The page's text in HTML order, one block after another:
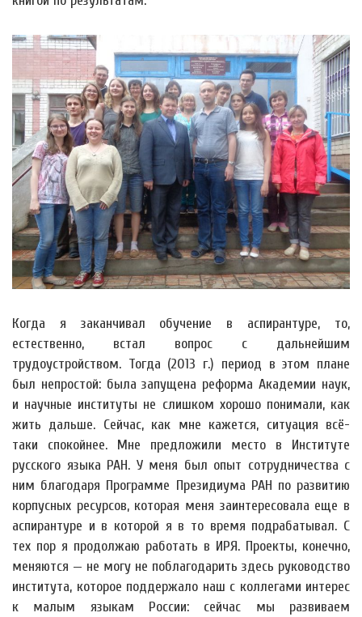
Когда я заканчивал обучение в аспирантуре, то,
естественно, встал вопрос с дальнейшим
трудоустройством. Тогда (2013 г.) период в этом плане
был непростой: была запущена реформа Академии наук,
и научные институты не слишком хорошо понимали, как
жить дальше. Сейчас, как мне кажется, ситуация всё-
таки спокойнее. Мне предложили место в Институте
русского языка РАН. У меня был опыт сотрудничества с
ним благодаря Программе Президиума РАН по развитию
корпусных ресурсов, которая меня заинтересовала еще в
аспирантуре и в которой я в то время подрабатывал. С
тех пор я продолжаю работать в ИРЯ. Проекты, конечно,
меняются — не могу не поблагодарить здесь руководство
института, которое поддержало наш с коллегами интерес
к малым языкам России: сейчас мы развиваем